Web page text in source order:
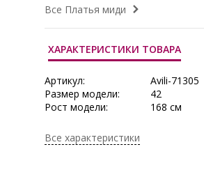
Все Платья миди
ХАРАКТЕРИСТИКИ ТОВАРА
Артикул:
Avili-71305
Размер модели:
42
Рост модели:
168 см
Тип ткани:
Все характеристики